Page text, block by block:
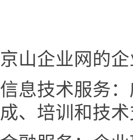
京山企业网的
信息技术服务
成、培训和技